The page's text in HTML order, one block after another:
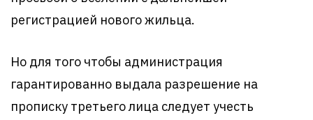
регистрацией нового жильца.
Но для того чтобы администрация
гарантированно выдала разрешение на
прописку третьего лица следует учесть